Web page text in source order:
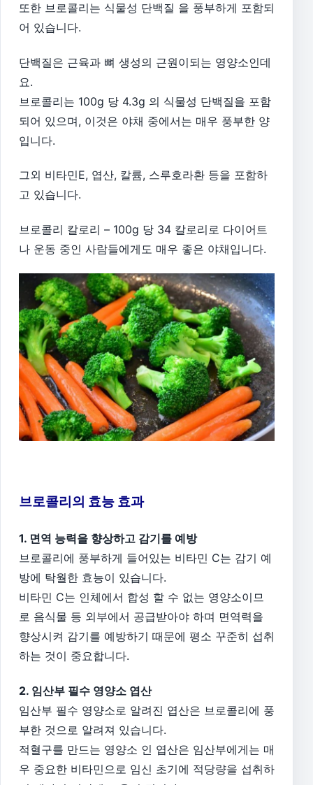
또한 브로콜리는 식물성 단백질 을 풍부하게 포함되
어 있습니다.
단백질은 근육과 뼈 생성의 근원이되는 영양소인데
요.
브로콜리는 100g 당 4.3g 의 식물성 단백질을 포함
되어 있으며, 이것은 야채 중에서는 매우 풍부한 양
입니다.
그외 비타민E, 엽산, 칼륨, 스루호라환 등을 포함하
고 있습니다.
브로콜리 칼로리 – 100g 당 34 칼로리로 다이어트
나 운동 중인 사람들에게도 매우 좋은 야채입니다.
브로콜리의 효능 효과
1. 면역 능력을 향상하고 감기를 예방
브로콜리에 풍부하게 들어있는 비타민 C는 감기 예
방에 탁월한 효능이 있습니다.
비타민 C는 인체에서 합성 할 수 없는 영양소이므
로 음식물 등 외부에서 공급받아야 하며 면역력을
향상시켜 감기를 예방하기 때문에 평소 꾸준히 섭취
하는 것이 중요합니다.
2. 임산부 필수 영양소 엽산
임산부 필수 영양소로 알려진 엽산은 브로콜리에 풍
부한 것으로 알려져 있습니다.
적혈구를 만드는 영양소 인 엽산은 임산부에게는 매
우 중요한 비타민으로 임신 초기에 적당량을 섭취하